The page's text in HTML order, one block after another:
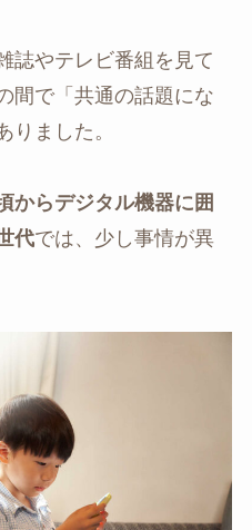
誌やテレビ番組を見て
間で「共通の話題にな
りました。
からデジタル機器に囲
代では、少し事情が異